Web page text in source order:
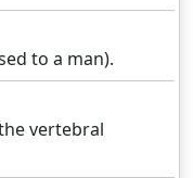
to a man).
vertebral